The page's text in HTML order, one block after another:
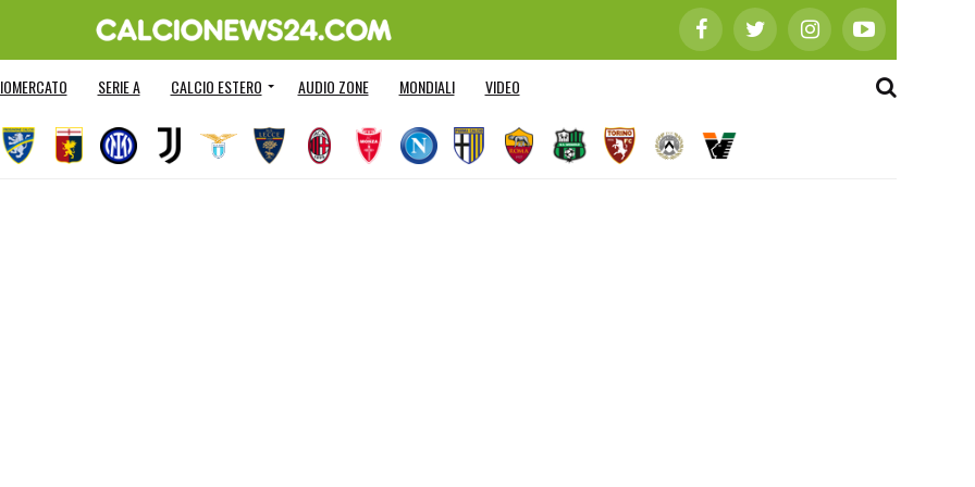
SERIE A CALCIO ESTERO AUDIO ZONE MONDIALI VIDEO